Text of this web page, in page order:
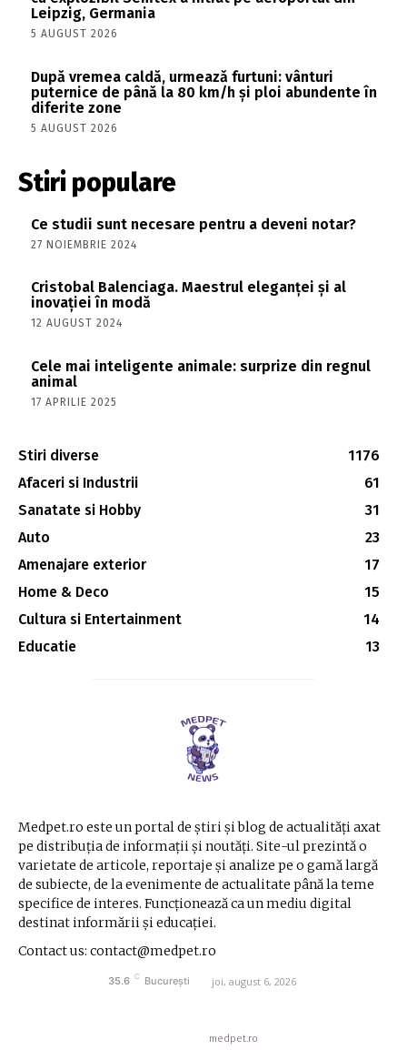
Leipzig, Germania
5 AUGUST 2026
După vremea caldă, urmează furtuni: vânturi
puternice de până la 80 km/h și ploi abundente în
diferite zone
5 AUGUST 2026
Stiri populare
Ce studii sunt necesare pentru a deveni notar?
27 NOIEMBRIE 2024
Cristobal Balenciaga. Maestrul eleganței și al
inovației în modă
12 AUGUST 2024
Cele mai inteligente animale: surprize din regnul
animal
17 APRILIE 2025
Stiri diverse
1176
Afaceri si Industrii
61
Sanatate si Hobby
31
Auto
23
Amenajare exterior
17
Home & Deco
15
Cultura si Entertainment
14
Educatie
13
Medpet.ro este un portal de știri și blog de actualități axat
pe distribuția de informații și noutăți. Site-ul prezintă o
varietate de articole, reportaje și analize pe o gamă largă
de subiecte, de la evenimente de actualitate până la teme
specifice de interes. Funcționează ca un mediu digital
destinat informării și educației.
Contact us: contact@medpet.ro
35.6 C București joi, august 6, 2026
medpet.ro